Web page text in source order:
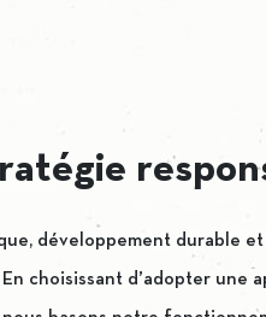
développement durable
choisissant d’adopter une